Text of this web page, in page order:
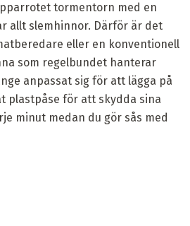
tormentorn med en
allt slemhinnor. Därför är det
eller en konventionell
som regelbundet hanterar
anpassat sig för att lägga på
plastpåse för att skydda sina
minut medan du gör sås med